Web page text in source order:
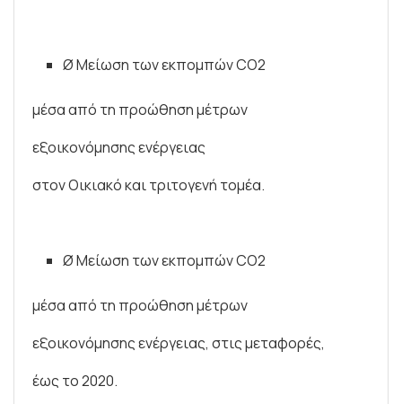
Ø Μείωση των εκπομπών CO2
μέσα από τη προώθηση μέτρων
εξοικονόμησης ενέργειας
στον Οικιακό και τριτογενή τομέα.
Ø Μείωση των εκπομπών CO2
μέσα από τη προώθηση μέτρων
εξοικονόμησης ενέργειας, στις μεταφορές,
έως το 2020.